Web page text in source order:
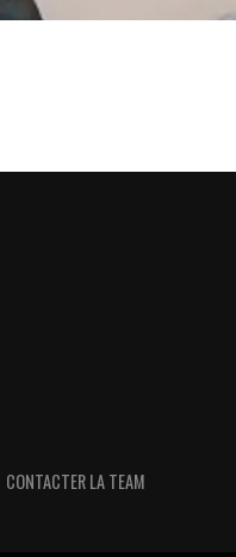
CONTACTER LA TEAM